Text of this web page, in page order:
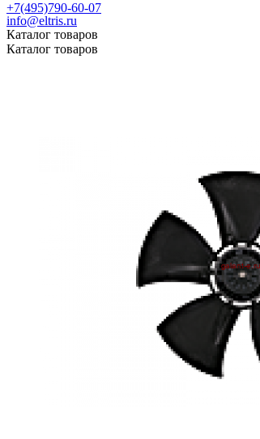
+7(495)790-60-07
info@eltris.ru
Каталог товаров
Каталог товаров